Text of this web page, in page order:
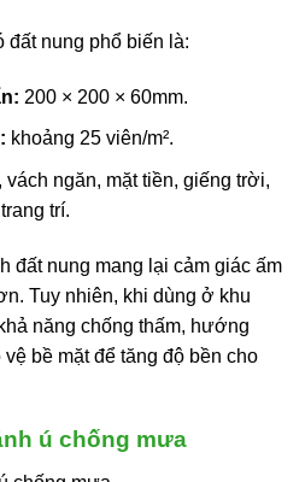
đất nung phổ biến là:
200 × 200 × 60mm.
khoảng 25 viên/m².
ngăn, mặt tiền, giếng trời,
trí.
đất nung mang lại cảm giác ấm
Tuy nhiên, khi dùng ở khu
năng chống thấm, hướng
bề mặt để tăng độ bền cho
ú chống mưa